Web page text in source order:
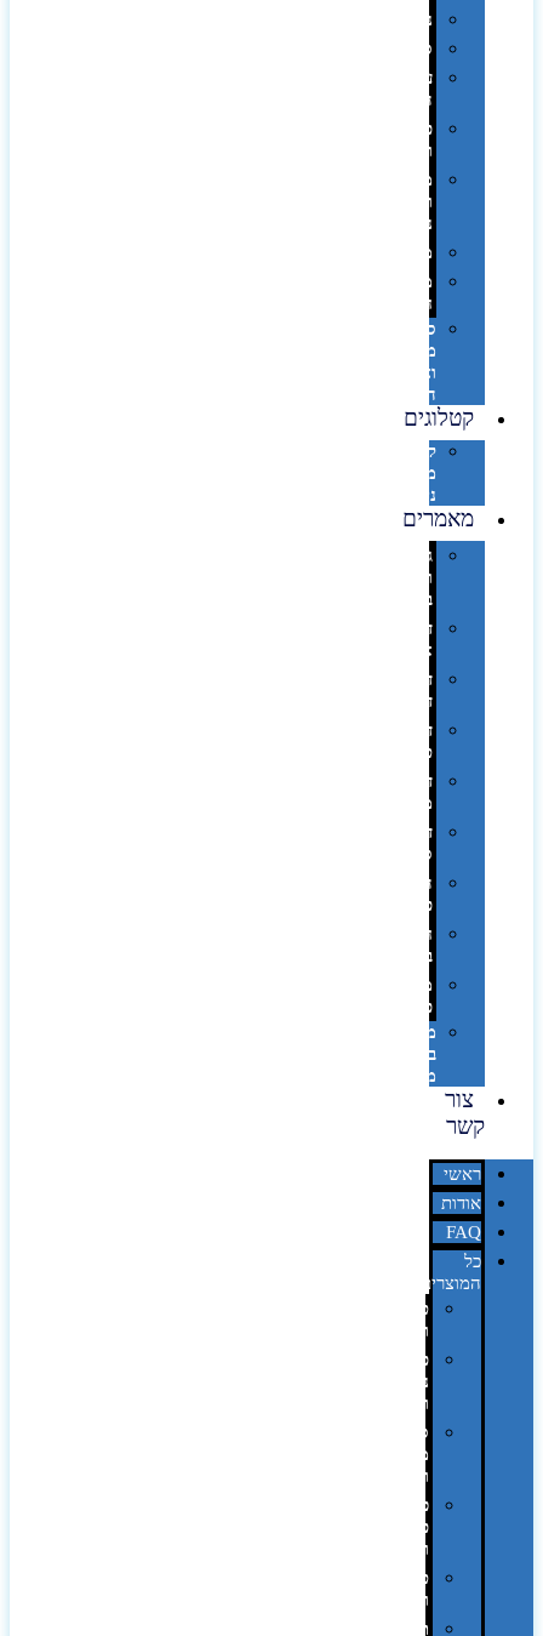
נסיעות
ספורט
על
השולחן…
פינוק
וספא
מזוודות
ותיקי
נסיעות
מטריות
מוצרי
חוף
סביבת
מחשב
וציוד
היקפי
קטלוגים
קטלוג
מוצרי
נייר
מאמרים
גימורים
והשבחות
בדפוס
דפוס
אופסט
דפוס
דיגיטלי
דפוס
טמפון
דפוס
משי
דפוס
סובלימציה
הדפס
פרוצס
חריטה
בלייזר
מהו
פנטון?
מיתוג
באמצעות
מדבקות
צור
קשר
ראשי
אודות
FAQ
כל
המוצרים
טכנולוגיה
וגאדג'טים
פנאי,
נופש
ונסיעות
סביבת
משרד
ופרימיום
כלים,
פנסים
ורכב
טקסטיל
וחורף
תיקים